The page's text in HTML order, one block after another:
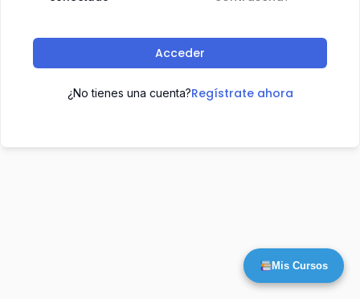
Acceder
¿No tienes una cuenta?Regístrate ahora
Mis Cursos